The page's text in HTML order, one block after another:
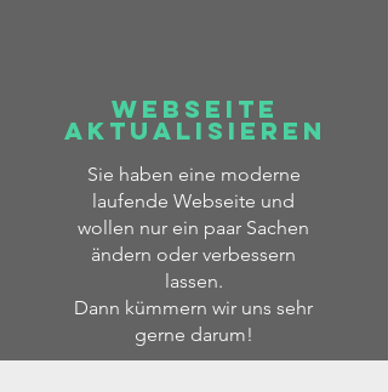
Webseite
aktualisieren
Sie haben eine moderne
laufende Webseite und
wollen nur ein paar Sachen
ändern oder verbessern
lassen.
Dann kümmern wir uns sehr
gerne darum!